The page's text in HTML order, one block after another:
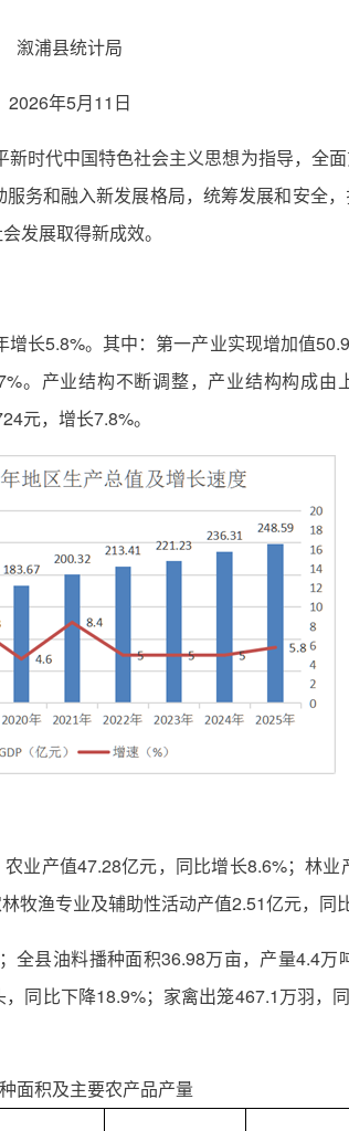
溆浦县统计局
2026年5月11日
时代中国特色社会主义思想为指导，全
务和融入新发展格局，统筹发展和安全
发展取得新成效。
长5.8%。其中：第一产业实现增加值
。产业结构不断调整，产业结构构成由
元，增长7.8%。
业产值47.28亿元，同比增长8.6%；林
渔专业及辅助性活动产值2.51亿元，同
县油料播种面积36.98万亩，产量4.4
同比下降18.9%；家禽出笼467.1万羽，
面积及主要农产品产量